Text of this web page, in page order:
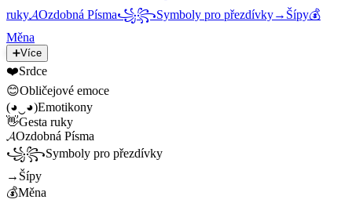
ruky𝓐Ozdobná Písma꧁꧂Symboly pro přezdívky→ Šípy💰
Měna
➕Více
❤️Srdce
😊Obličejové emoce
(◕‿◕)Emotikony
👋Gesta ruky
𝓐Ozdobná Písma
꧁꧂Symboly pro přezdívky
→ Šípy
💰Měna